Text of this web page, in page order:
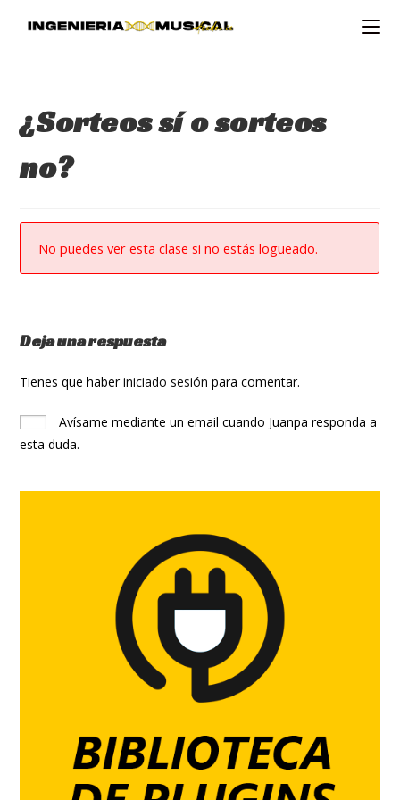
¿Sorteos sí o sorteos
no?
No puedes ver esta clase si no estás logueado.
Deja una respuesta
Tienes que haberiniciado sesión para comentar.
Avísame mediante un email cuando Juanpa responda a
esta duda.